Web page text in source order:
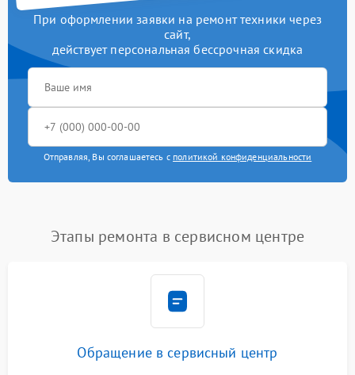
При оформлении заявки на ремонт техники через
сайт,
действует персональная бессрочная скидка
Отправляя, Вы соглашаетесь с политикой конфиденциальности
Этапы ремонта в сервисном центре
Обращение в сервисный центр